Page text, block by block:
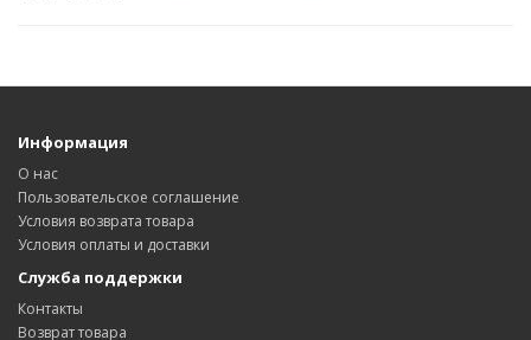
Информация
О нас
Пользовательское соглашение
Условия возврата товара
Условия оплаты и доставки
Служба поддержки
Контакты
Возврат товара